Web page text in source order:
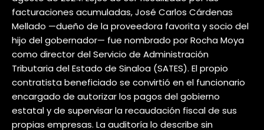
facturaciones acumuladas, José Carlos Cárdenas
Mellado —dueño de la proveedora favorita y socio del
hijo del gobernador— fue nombrado por Rocha Moya
como director del Servicio de Administración
Tributaria del Estado de Sinaloa (SATES). El propio
contratista beneficiado se convirtió en el funcionario
encargado de autorizar los pagos del gobierno
estatal y de supervisar la recaudación fiscal de sus
propias empresas. La auditoría lo describe sin